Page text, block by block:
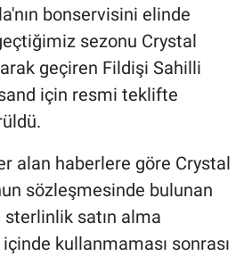
bonservisini elinde
sezonu Crystal
geçiren Fildişi Sahilli
için resmi teklifte
alan haberlere göre Crystal
sözleşmesinde bulunan
sterlinlik satın alma
kullanmaması sonrası